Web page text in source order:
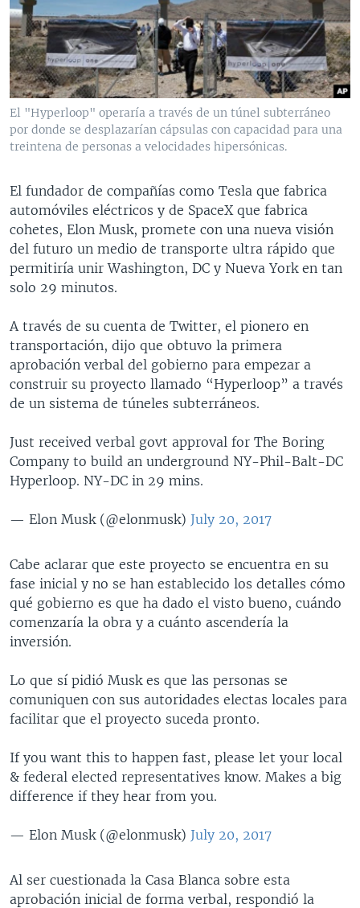
VENEZUELA
BRASIL
NICARAGUA
ECONOMÍA
ENTRETENIMIENTO Y CULTURA
TECNOLOGÍA
DEPORTES
CIENCIA Y SALUD
MULTIMEDIA
VIDEOS
FOTOGRAFÍA
AUDIOS
PROGRAMAS TV
EL MUNDO AL DÍA
FORO INTERAMERICANO
VISIÓN 360
PANORAMA
RADIO
AVANCE INFORMATIVO
AUDIONOTICIAS
ESTADOS UNIDOS AL DÍA
EL MUNDO AL DÍA [RADIO]
FORO [RADIO]
DEPORTIVO INTERNACIONAL
ENTRETENIMIENTO
DIRECT
DOCUMENTALES DE LA VOA
SÍGANOS
Idiomas
El "Hyperloop" operaría a través de un túnel subterráneo
por donde se desplazarían cápsulas con capacidad para una
treintena de personas a velocidades hipersónicas.
El fundador de compañías como Tesla que fabrica
automóviles eléctricos y de SpaceX que fabrica
cohetes, Elon Musk, promete con una nueva visión
del futuro un medio de transporte ultra rápido que
permitiría unir Washington, DC y Nueva York en tan
solo 29 minutos.
A través de su cuenta de Twitter, el pionero en
transportación, dijo que obtuvo la primera
aprobación verbal del gobierno para empezar a
construir su proyecto llamado “Hyperloop” a través
de un sistema de túneles subterráneos.
Just received verbal govt approval for The Boring
Company to build an underground NY-Phil-Balt-DC
Hyperloop. NY-DC in 29 mins.
— Elon Musk (@elonmusk) July 20, 2017
Cabe aclarar que este proyecto se encuentra en su
fase inicial y no se han establecido los detalles cómo
qué gobierno es que ha dado el visto bueno, cuándo
comenzaría la obra y a cuánto ascendería la
inversión.
Lo que sí pidió Musk es que las personas se
comuniquen con sus autoridades electas locales para
facilitar que el proyecto suceda pronto.
If you want this to happen fast, please let your local
& federal elected representatives know. Makes a big
difference if they hear from you.
— Elon Musk (@elonmusk) July 20, 2017
Al ser cuestionada la Casa Blanca sobre esta
aprobación inicial de forma verbal, respondió la